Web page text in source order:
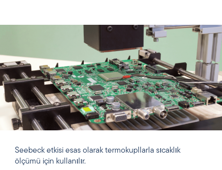
Seebeck etkisi esas olarak termokupllarla sıcaklık
ölçümü için kullanılır.